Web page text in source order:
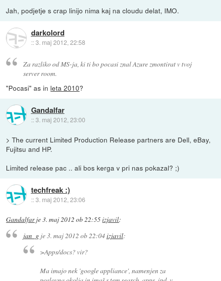
Jah, podjetje s crap linijo nima kaj na cloudu delat, IMO.
darkolord
::3. maj 2012, 22:58
Za razliko od MS-ja, ki ti bo pocasi znal Azure zmontirat v tvoj
server room.
"Pocasi" as in leta 2010?
Gandalfar
::3. maj 2012, 23:00
> The current Limited Production Release partners are Dell, eBay,
Fujitsu and HP.
Limited release pac .. ali bos kerga v pri nas pokazal? ;)
techfreak :)
::3. maj 2012, 23:06
Gandalfarje3. maj 2012 ob 22:55izjavil:
jan_gje3. maj 2012 ob 22:04izjavil:
>Apps/docs? vir?
Ma imajo nek 'google appliance', namenjen za